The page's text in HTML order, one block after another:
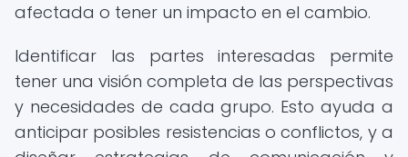
afectada o tener un impacto en el cambio.
Identificar las partes interesadas permite
tener una visión completa de las perspectivas
y necesidades de cada grupo. Esto ayuda a
anticipar posibles resistencias o conflictos, y a